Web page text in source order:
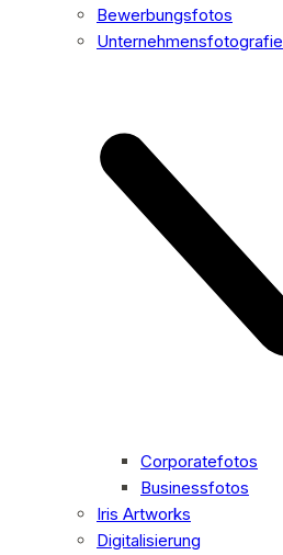
Bewerbungsfotos
Unternehmensfotografie
Corporatefotos
Businessfotos
Iris Artworks
Digitalisierung